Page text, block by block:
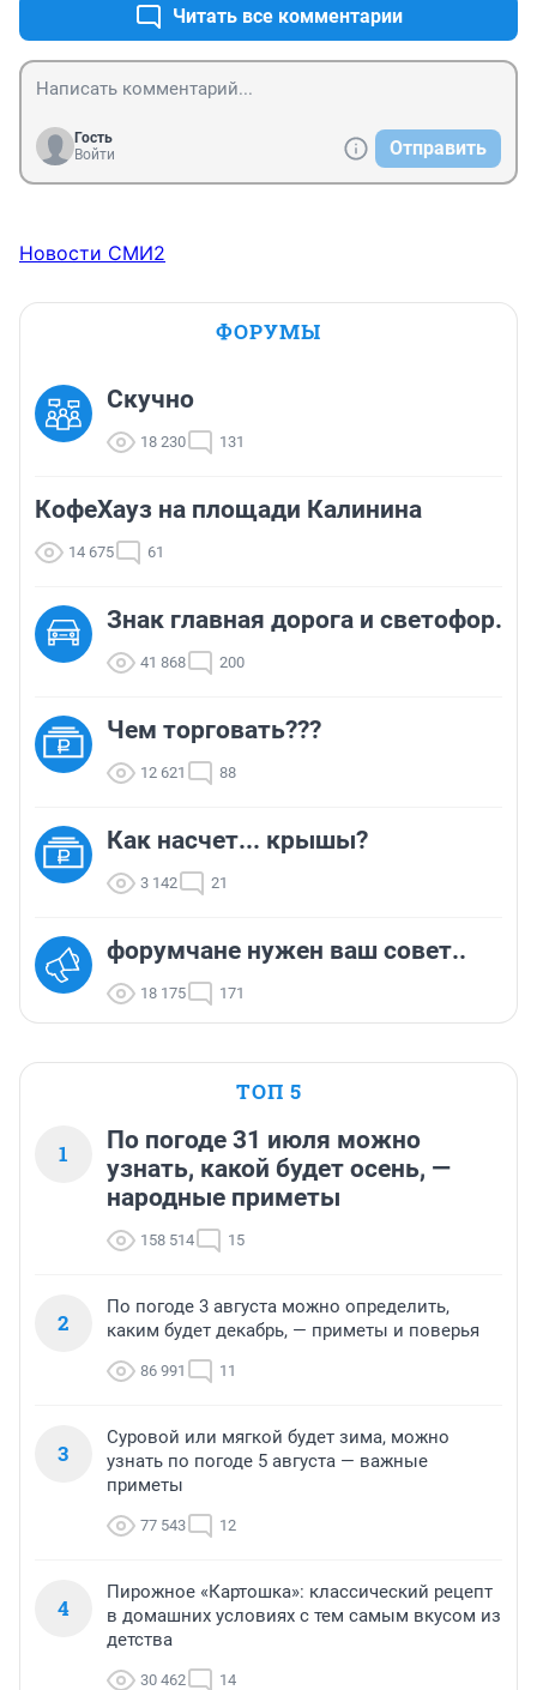
Читать все комментарии
Гость
Войти
Отправить
Новости СМИ2
ФОРУМЫ
Скучно
18 230 131
КофеХауз на площади Калинина
14 675 61
Знак главная дорога и светофор.
41 868 200
Чем торговать???
12 621 88
Как насчет... крышы?
3 142 21
форумчане нужен ваш совет..
18 175 171
ТОП 5
1
По погоде 31 июля можно
узнать, какой будет осень, —
народные приметы
158 514 15
2
По погоде 3 августа можно определить,
каким будет декабрь, — приметы и поверья
86 991 11
3
Суровой или мягкой будет зима, можно
узнать по погоде 5 августа — важные
приметы
77 543 12
4
Пирожное «Картошка»: классический рецепт
в домашних условиях с тем самым вкусом из
детства
30 462 14